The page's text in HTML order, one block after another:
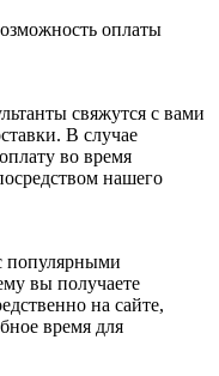
оплаты
свяжутся с вами
В случае
во время
нашего
популярными
вы получаете
на сайте,
время для